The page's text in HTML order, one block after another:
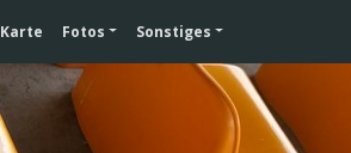
Karte Fotos Sonstiges